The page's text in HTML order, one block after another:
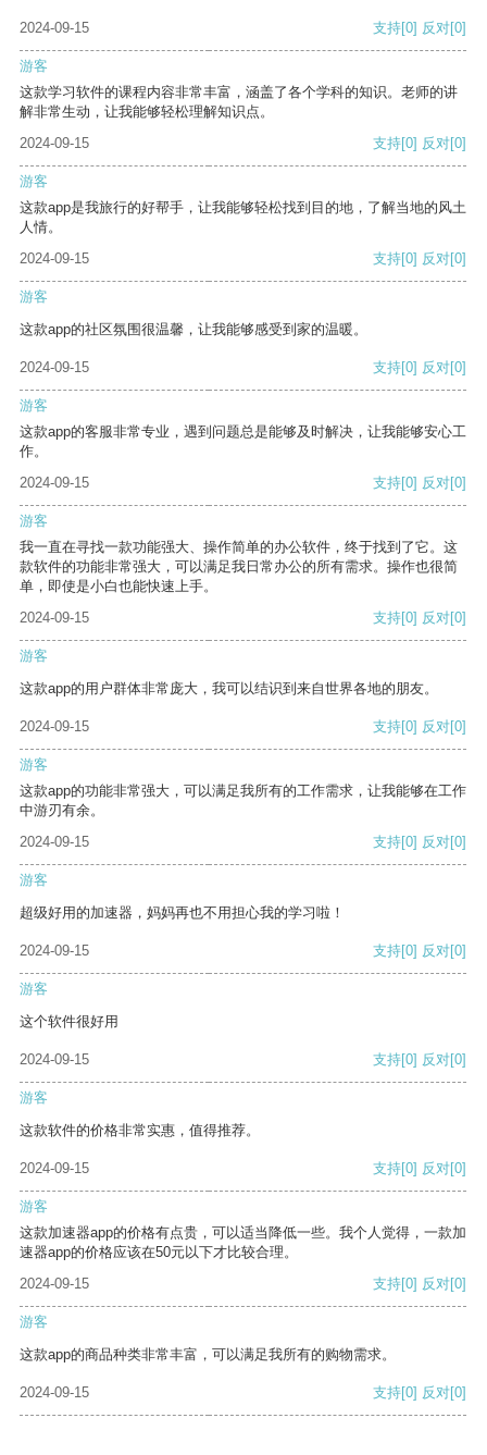
2024-09-15 支持[0] 反对[0]
游客
这款学习软件的课程内容非常丰富，涵盖了各个学科的知识。老师的讲
解非常生动，让我能够轻松理解知识点。
2024-09-15
支持[0] 反对[0]
游客
这款app是我旅行的好帮手，让我能够轻松找到目的地，了解当地的风土
人情。
2024-09-15
支持[0] 反对[0]
游客
这款app的社区氛围很温馨，让我能够感受到家的温暖。
2024-09-15 支持[0] 反对[0]
游客
这款app的客服非常专业，遇到问题总是能够及时解决，让我能够安心工
作。
2024-09-15
支持[0] 反对[0]
游客
我一直在寻找一款功能强大、操作简单的办公软件，终于找到了它。这
款软件的功能非常强大，可以满足我日常办公的所有需求。操作也很简
单，即使是小白也能快速上手。
2024-09-15
支持[0] 反对[0]
游客
这款app的用户群体非常庞大，我可以结识到来自世界各地的朋友。
2024-09-15 支持[0] 反对[0]
游客
这款app的功能非常强大，可以满足我所有的工作需求，让我能够在工作
中游刃有余。
2024-09-15
支持[0] 反对[0]
游客
超级好用的加速器，妈妈再也不用担心我的学习啦！
2024-09-15 支持[0] 反对[0]
游客
这个软件很好用
2024-09-15 支持[0] 反对[0]
游客
这款软件的价格非常实惠，值得推荐。
2024-09-15 支持[0] 反对[0]
游客
这款加速器app的价格有点贵，可以适当降低一些。我个人觉得，一款加
速器app的价格应该在50元以下才比较合理。
2024-09-15
支持[0] 反对[0]
游客
这款app的商品种类非常丰富，可以满足我所有的购物需求。
2024-09-15 支持[0] 反对[0]